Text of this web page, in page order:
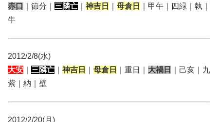
赤口
｜節分｜ 三隣亡 神吉日 母倉日
｜甲午｜四緑｜執｜
牛
2012/2/8(水)
大安
三隣亡 神吉日 母倉日 ｜重日｜ 大禍日
｜己亥｜九
紫｜納｜壁
2012/2/20(月)